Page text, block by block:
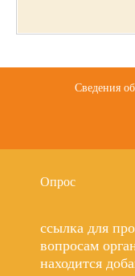
Сведения
Опрос
ссылка для
вопросам
находится